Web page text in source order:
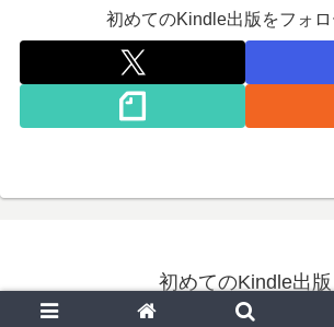
初めてのKindle出版をフォロ
初めてのKindle出版
© 2020 初めてのKindle出